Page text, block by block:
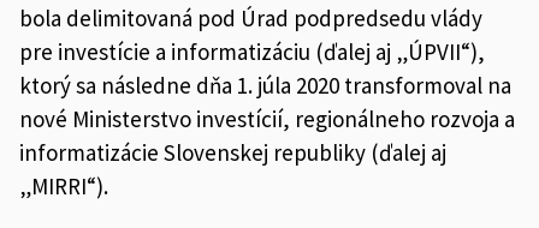
bola delimitovaná pod Úrad podpredsedu vlády
pre investície a informatizáciu (ďalej aj „ÚPVII“),
ktorý sa následne dňa 1. júla 2020 transformoval na
nové Ministerstvo investícií, regionálneho rozvoja a
informatizácie Slovenskej republiky (ďalej aj
„MIRRI“).